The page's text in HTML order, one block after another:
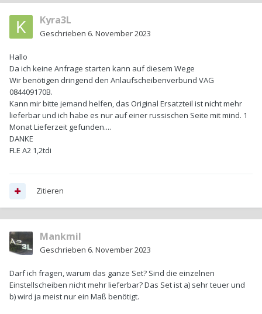
Kyra3L
Geschrieben 6. November 2023
Hallo
Da ich keine Anfrage starten kann auf diesem Wege
Wir benötigen dringend den Anlaufscheibenverbund VAG
084409170B.
Kann mir bitte jemand helfen, das Original Ersatzteil ist nicht mehr
lieferbar und ich habe es nur auf einer russischen Seite mit mind. 1
Monat Lieferzeit gefunden....
DANKE
FLE A2 1,2tdi
Zitieren
Mankmil
Geschrieben 6. November 2023
Darf ich fragen, warum das ganze Set? Sind die einzelnen
Einstellscheiben nicht mehr lieferbar? Das Set ist a) sehr teuer und
b) wird ja meist nur ein Maß benötigt.